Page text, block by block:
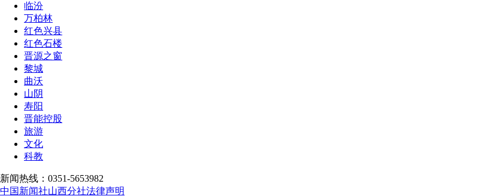
临汾
万柏林
红色兴县
红色石楼
晋源之窗
黎城
曲沃
山阴
寿阳
晋能控股
旅游
文化
科教
新闻热线：0351-5653982
中国新闻社山西分社法律声明